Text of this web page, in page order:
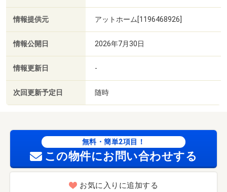
情報提供元 アットホーム[1196468926]
情報公開日 2026年7月30日
情報更新日 -
次回更新予定日 随時
無料・簡単2項目！
この物件にお問い合わせする
お気に入りに追加する